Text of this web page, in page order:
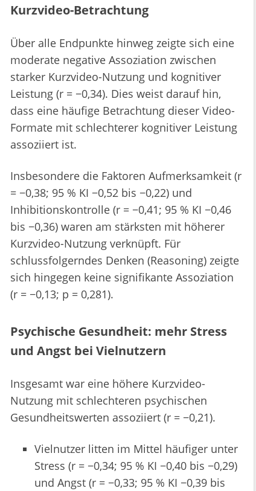
Kurzvideo-Betrachtung
Über alle Endpunkte hinweg zeigte sich eine
moderate negative Assoziation zwischen
starker Kurzvideo-Nutzung und kognitiver
Leistung (r = −0,34). Dies weist darauf hin,
dass eine häufige Betrachtung dieser Video-
Formate mit schlechterer kognitiver Leistung
assoziiert ist.
Insbesondere die Faktoren Aufmerksamkeit (r
= −0,38; 95 % KI −0,52 bis −0,22) und
Inhibitionskontrolle (r = −0,41; 95 % KI −0,46
bis −0,36) waren am stärksten mit höherer
Kurzvideo-Nutzung verknüpft. Für
schlussfolgerndes Denken (Reasoning) zeigte
sich hingegen keine signifikante Assoziation
(r = −0,13; p = 0,281).
Psychische Gesundheit: mehr Stress
und Angst bei Vielnutzern
Insgesamt war eine höhere Kurzvideo-
Nutzung mit schlechteren psychischen
Gesundheitswerten assoziiert (r = −0,21).
Vielnutzer litten im Mittel häufiger unter
Stress (r = −0,34; 95 % KI −0,40 bis −0,29)
und Angst (r = −0,33; 95 % KI −0,39 bis